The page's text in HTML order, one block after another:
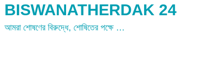
BISWANATHERDAK 24
আমরা শোষণের বিরুদ্ধে, শোষিতের পক্ষে …